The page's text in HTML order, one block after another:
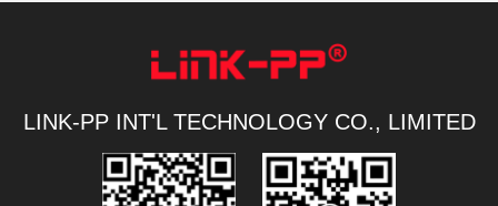
LINK-PP INT'L TECHNOLOGY CO., LIMITED